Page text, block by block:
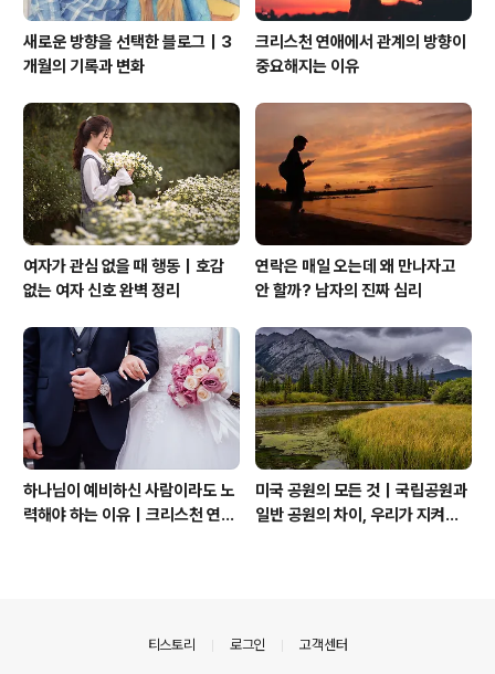
새로운 방향을 선택한 블로그｜3
개월의 기록과 변화
크리스천 연애에서 관계의 방향이
중요해지는 이유
여자가 관심 없을 때 행동｜호감
없는 여자 신호 완벽 정리
연락은 매일 오는데 왜 만나자고
안 할까? 남자의 진짜 심리
하나님이 예비하신 사람이라도 노
력해야 하는 이유｜크리스천 연애
미국 공원의 모든 것｜국립공원과
일반 공원의 차이, 우리가 지켜야
티스토리 로그인 고객센터